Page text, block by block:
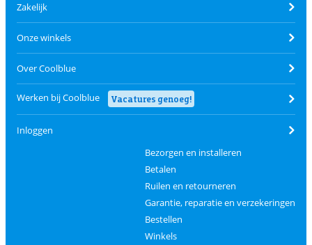
Zakelijk
Onze winkels
Over Coolblue
Werken bij Coolblue Vacatures genoeg!
Inloggen
Bezorgen en installeren
Betalen
Ruilen en retourneren
Garantie, reparatie en verzekeringen
Bestellen
Winkels